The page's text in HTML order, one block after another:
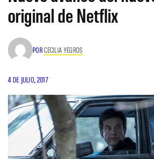
original de Netflix
PORCECILIA YEGROS
4 DE JULIO, 2017